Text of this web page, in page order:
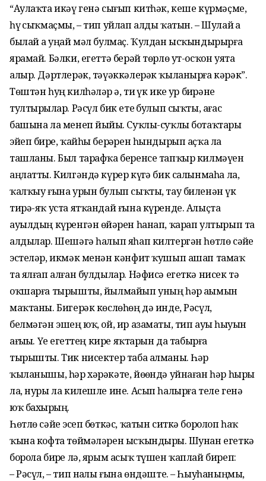
“Аулаҡта икәү генә сығып китһәк, кеше күрмәҫме,
һүҙ сыҡмаҫмы, – тип уйлап алды ҡатын. – Шулай ҙа
былай ҙа уңай мәл булмаҫ. Ҡулдан ысҡындырырға
ярамай. Бәлки, егеттә берәй төрлө ут-осҡон уята
алыр. Дәртлерәк, тәүәккәлерәк ҡыланырға кәрәк”.
Төштән һуң килһәләр ҙә, тиҙ үк ике ҙур биҙрәне
тултырҙылар. Рәсүл бик етеҙ булып сыҡты, ағас
башына ла менеп йыйҙы. Суҡлы-суҡлы ботаҡтарҙы
эйеп бирҙе, ҡайһы берҙәрен һындырып аҫҡа ла
ташланы. Был тарафҡа беренсе тапҡыр килмәүен
аңлатты. Килгәндә күрер күҙгә бик салынмаһа ла,
ҡалҡыу ғына урын булып сыҡты, тау биленән үк
тирә-яҡ уста ятҡандай ғына күренде. Алыҫта
ауылдың күренгән өйҙәрен һанап, ҡарап ултырып та
алдылар. Шешәгә һалып яһап килтергән һөтлө сәйҙе
эстеләр, икмәк менән кәнфит ҡушып ашап тамаҡ
та ялғап алған булдылар. Нәфисә егеткә нисек тә
оҡшарға тырышты, йылмайып уның һәр аҙымын
маҡтаны. Бигерәк көслөһөң дә инде, Рәсүл,
белмәгән эшең юҡ, ой, ир азаматы, тип ауыҙ һыуын
ағыҙҙы. Үҙе егеттең кире яҡтарын да табырға
тырышты. Тик нисектер таба алманы. Һәр
ҡыланышы, һәр хәрәкәте, йөҙөндә уйнаған һәр һыры
ла, нуры ла килешле ине. Асып һалырға теле генә
юҡ бахырҙың.
Һөтлө сәйҙе эсеп бөткәс, ҡатын ситкә боролоп һаҡ
ҡына кофта төймәләрен ысҡындырҙы. Шунан егеткә
борола бирҙе лә, ярым асыҡ түшен ҡаплай биреп:
– Рәсүл, – тип наҙлы ғына өндәште. – Һыуһаныңмы,